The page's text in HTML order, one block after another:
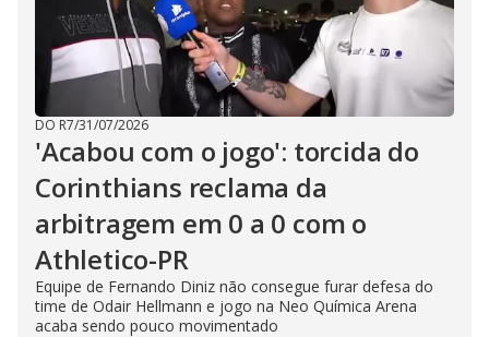
DO R7/31/07/2026
'Acabou com o jogo': torcida do
Corinthians reclama da
arbitragem em 0 a 0 com o
Athletico-PR
Equipe de Fernando Diniz não consegue furar defesa do
time de Odair Hellmann e jogo na Neo Química Arena
acaba sendo pouco movimentado